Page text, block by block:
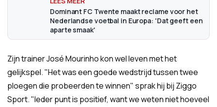
Dominant FC Twente maakt reclame voor het
Nederlandse voetbal in Europa: 'Dat geeft een
aparte smaak'
Zijn trainer José Mourinho kon wel leven met het
gelijkspel. "Het was een goede wedstrijd tussen twee
ploegen die probeerden te winnen" sprak hij bij Ziggo
Sport. "Ieder punt is positief, want we weten niet hoeveel